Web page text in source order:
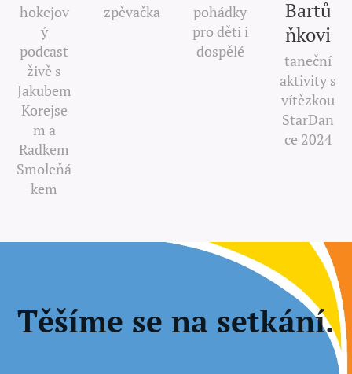
hokejov
ý
podcast
živě s
Jakubem
Korejse
m a
Radkem
Smoleňá
kem
zpěvačka
pohádky
pro děti i
dospělé
Bartů
ňkovi
taneční
aktivity s
vítězkou
StarDan
ce 2024
Těšíme se na setkání.